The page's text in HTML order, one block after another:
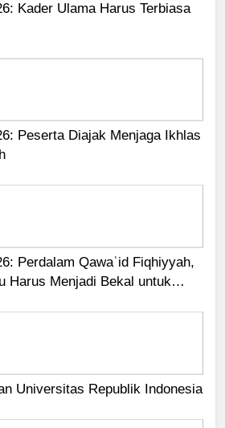
Kader Ulama Harus Terbiasa
Peserta Diajak Menjaga Ikhlas
Perdalam Qawaʿid Fiqhiyyah,
Harus Menjadi Bekal untuk
Universitas Republik Indonesia